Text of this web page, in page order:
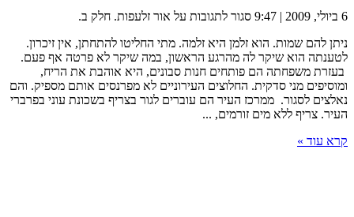
6 ביולי, 2009 | 9:47 סגור לתגובות על אור זלעפות. חלק ב.
ניתן להם שמות. הוא זלמן היא זלמה. מתי החליטו להתחתן, אין זיכרון.
לטענתה הוא שיקר לה מהרגע הראשון, במה שיקר לא פרטה אף פעם.
בעזרת משפחתה הם פותחים חנות סבונים, היא אוהבת את הריח,
ומוסיפים מני סדקית. החלוצים העירוניים לא מפרנסים אותם מספיק. והם
נאלצים לסגור. ממרכז העיר הם עוברים לגור בצריף בשכונת עוני בפרברי
העיר. צריף ללא מים זורמים, ...
קרא עוד »